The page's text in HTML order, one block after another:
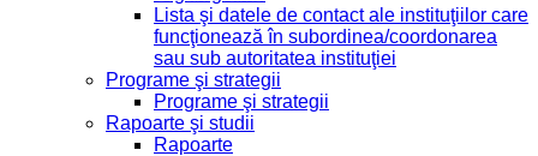
Lista şi datele de contact ale instituţiilor care
funcţionează în subordinea/coordonarea
sau sub autoritatea instituţiei
Programe şi strategii
Programe şi strategii
Rapoarte şi studii
Rapoarte